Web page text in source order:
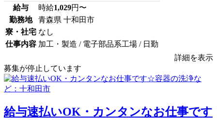
給与 時給1,029円〜
勤務地
青森県 十和田市
寮・社宅 なし
仕事内容 加工・製造 / 電子部品系工場 / 日勤
詳細を表示
募集が停止しています
給与速払いOK・カンタンなお仕事です